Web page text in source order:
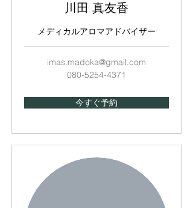
川田 真友香
メディカルアロマアドバイザー
imas.madoka@gmail.com
080-5254-4371
今すぐ予約